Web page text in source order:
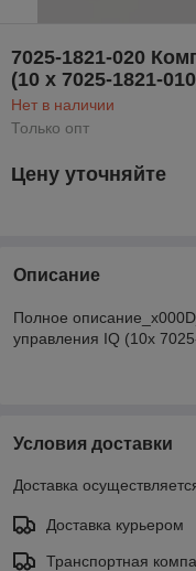
7025-1821-020
(10 x 7025-1821-
Нет в наличии
Только опт
Цену уточняйте
Описание
Полное
управления IQ (10x
Условия доставки
Доставка
Доставка курьером
Транспортная